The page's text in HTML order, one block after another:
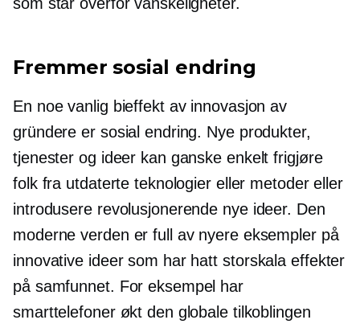
Fremmer sosial endring
En noe vanlig bieffekt av innovasjon av
gründere er sosial endring. Nye produkter,
tjenester og ideer kan ganske enkelt frigjøre
folk fra utdaterte teknologier eller metoder eller
introdusere revolusjonerende nye ideer. Den
moderne verden er full av nyere eksempler på
innovative ideer som har hatt storskala effekter
på samfunnet. For eksempel har
smarttelefoner økt den globale tilkoblingen